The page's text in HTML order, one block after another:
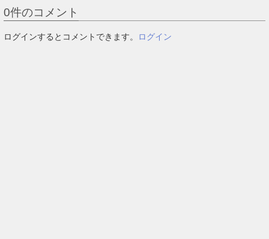
0件のコメント
ログインするとコメントできます。 ログイン